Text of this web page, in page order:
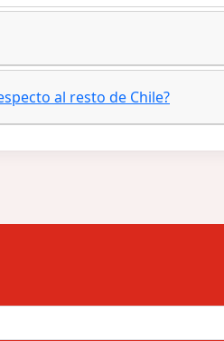
al resto de Chile?